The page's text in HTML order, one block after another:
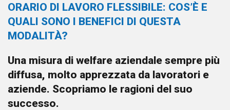
ORARIO DI LAVORO FLESSIBILE: COS’È E
QUALI SONO I BENEFICI DI QUESTA
MODALITÀ?
Una misura di welfare aziendale sempre più
diffusa, molto apprezzata da lavoratori e
aziende. Scopriamo le ragioni del suo
successo.